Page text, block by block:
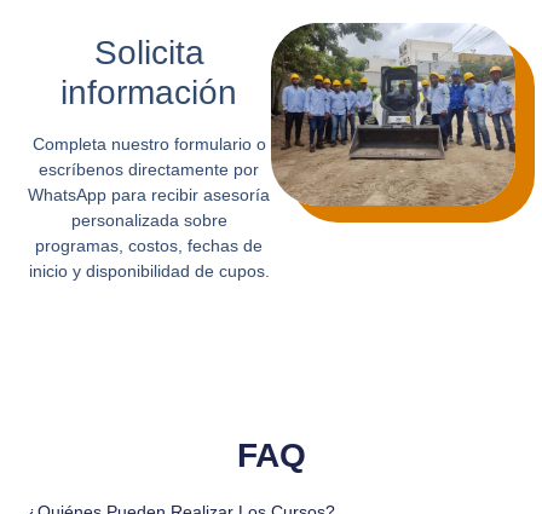
Solicita
información
Completa nuestro formulario o
escríbenos directamente por
WhatsApp para recibir asesoría
personalizada sobre
programas, costos, fechas de
inicio y disponibilidad de cupos.
FAQ